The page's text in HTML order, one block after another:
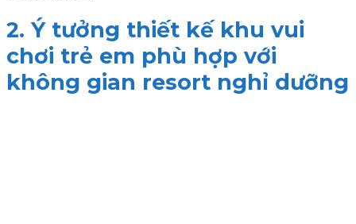
2. Ý tưởng thiết kế khu vui
chơi trẻ em phù hợp với
không gian resort nghỉ dưỡng